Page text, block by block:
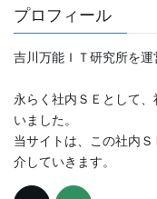
プロフィール
吉川万能ＩＴ研究所を運
永らく社内ＳＥとして
いました。
当サイトは、この社内
介していきます。